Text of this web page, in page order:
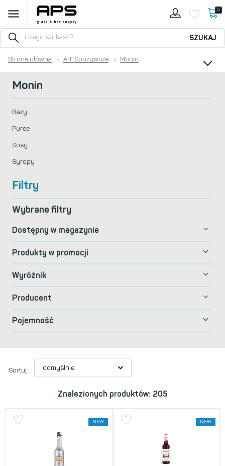
0
SZUKAJ
Strona główna › Art. Spożywcze › Monin
Monin
Bazy
Puree
Sosy
Syropy
Filtry
Wybrane filtry
Dostępny w magazynie
Produkty w promocji
Wyróżnik
Producent
Pojemność
Sortuj:
Znalezionych produktów: 205
NEW NEW